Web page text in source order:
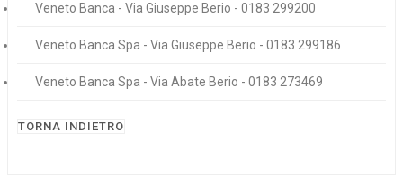
Veneto Banca - Via Giuseppe Berio - 0183 299200
Veneto Banca Spa - Via Giuseppe Berio - 0183 299186
Veneto Banca Spa - Via Abate Berio - 0183 273469
TORNA INDIETRO